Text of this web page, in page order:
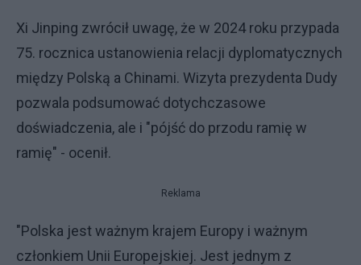
Xi Jinping zwrócił uwagę, że w 2024 roku przypada
75. rocznica ustanowienia relacji dyplomatycznych
między Polską a Chinami. Wizyta prezydenta Dudy
pozwala podsumować dotychczasowe
doświadczenia, ale i "pójść do przodu ramię w
ramię" - ocenił.
Reklama
"Polska jest ważnym krajem Europy i ważnym
członkiem Unii Europejskiej. Jest jednym z